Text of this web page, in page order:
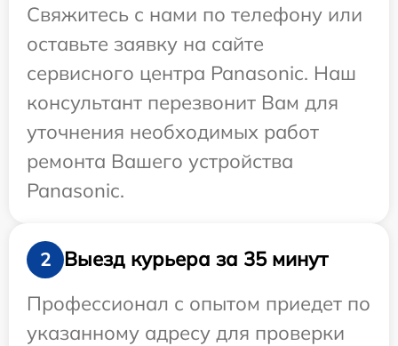
Свяжитесь с нами по телефону или
оставьте заявку на сайте
сервисного центра Panasonic. Наш
консультант перезвонит Вам для
уточнения необходимых работ
ремонта Вашего устройства
Panasonic.
2
Выезд курьера за 35 минут
Профессионал с опытом приедет по
указанному адресу для проверки